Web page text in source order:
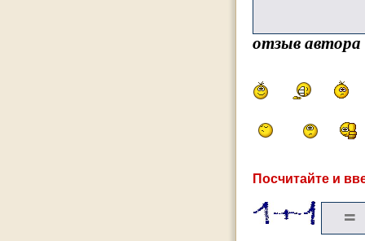
отзыв
Посчитайте и